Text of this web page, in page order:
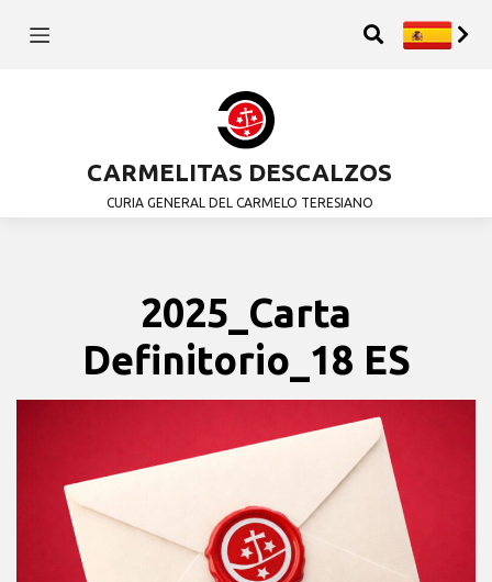
CARMELITAS DESCALZOS
CURIA GENERAL DEL CARMELO TERESIANO
2025_Carta
Definitorio_18 ES